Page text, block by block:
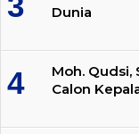
Dunia
Moh. Qudsi,
Calon